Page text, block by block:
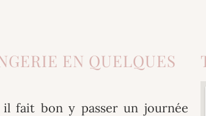
EN QUELQUES
fait bon y passer un journée